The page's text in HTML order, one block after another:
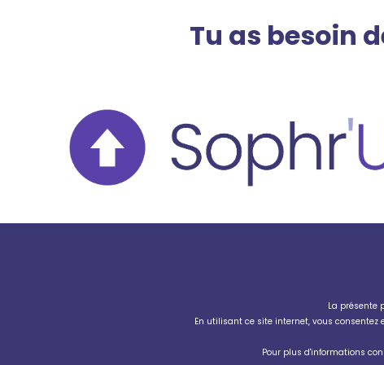
Tu as besoin
La présente
En utilisant ce site internet, vous
Pour plus d'informations